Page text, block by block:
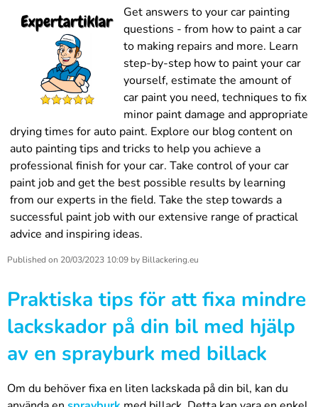
Get answers to your car painting
questions - from how to paint a car
to making repairs and more. Learn
step-by-step how to paint your car
yourself, estimate the amount of
car paint you need, techniques to fix
minor paint damage and appropriate
drying times for auto paint. Explore our blog content on
auto painting tips and tricks to help you achieve a
professional finish for your car. Take control of your car
paint job and get the best possible results by learning
from our experts in the field. Take the step towards a
successful paint job with our extensive range of practical
advice and inspiring ideas.
Published on 20/03/2023 10:09 by Billackering.eu
Praktiska tips för att fixa mindre
lackskador på din bil med hjälp
av en sprayburk med billack
Om du behöver fixa en liten lackskada på din bil, kan du